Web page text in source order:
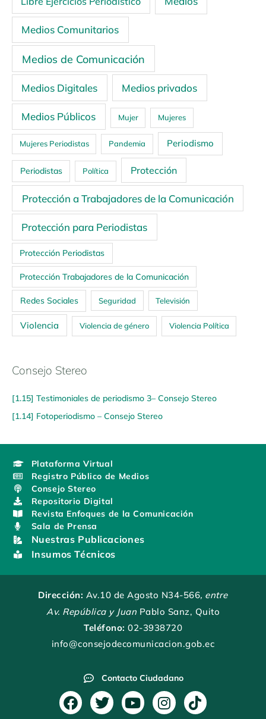
Medios Comunitarios
Medios de Comunicación
Medios Digitales Medios privados
Medios Públicos Mujer Mujeres
Mujeres Periodistas Pandemia Periodismo
Periodistas Política Protección
Protección a Trabajadores de la Comunicación
Protección para Periodistas
Protección Periodistas
Protección Trabajadores de la Comunicación
Redes Sociales Seguridad Televisión
Violencia Violencia de género Violencia Política
Consejo Stereo
[1.15] Testimoniales de periodismo 3– Consejo Stereo
[1.14] Fotoperiodismo – Consejo Stereo
Plataforma Virtual
Registro Público de Medios
Consejo Stereo
Repositorio Digital
Revista Enfoques de la Comunicación
Sala de Prensa
Nuestras Publicaciones
Insumos Técnicos
Dirección: Av.10 de Agosto N34-566, entre
Av. República y Juan Pablo Sanz, Quito
Teléfono: 02-3938720
info@consejodecomunicacion.gob.ec
Contacto Ciudadano
F
T
Y
I
T